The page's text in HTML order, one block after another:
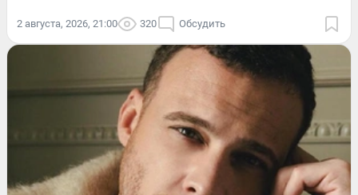
2 августа, 2026, 21:00 320 Обсудить